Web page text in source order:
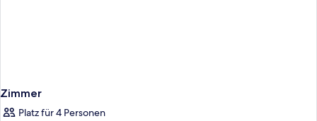
Zimmer
Platz für 4 Personen